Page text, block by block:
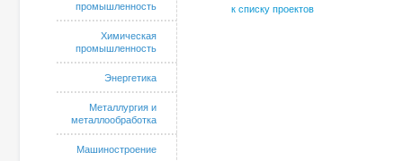
промышленность
Химическая
промышленность
Энергетика
Металлургия и
металлообработка
Машиностроение
к списку проектов